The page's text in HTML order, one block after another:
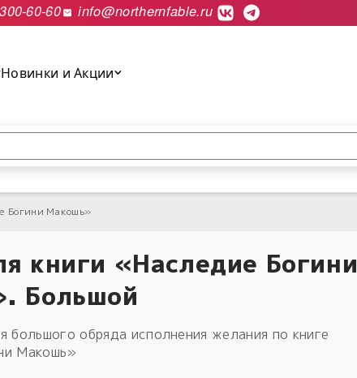
60-60 info@northernfable.ru
Новинки и Акции
Богини Макошь»
книги «Наследие Богини
Большой
большого обряда исполнения желания по книге
Макошь»